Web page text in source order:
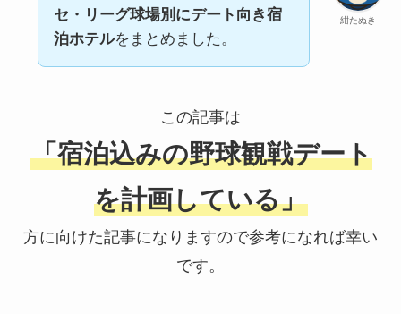
紺たぬき
セ・リーグ球場別にデート向き宿
泊ホテルをまとめました。
この記事は
「宿泊込みの野球観戦デート
を計画している」
方に向けた記事になりますので参考になれば幸い
です。